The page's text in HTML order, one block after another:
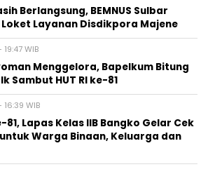
Berlangsung, BEMNUS Sulbar
Layanan Disdikpora Majene
WIB
Menggelora, Bapelkum Bitung
Sambut HUT RI ke-81
WIB
81, Lapas Kelas IIB Bangko Gelar Cek
Warga Binaan, Keluarga dan